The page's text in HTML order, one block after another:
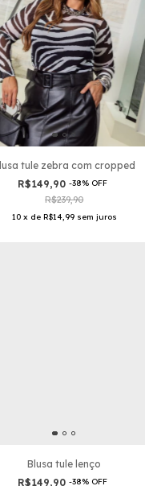
tule zebra com cropped
R$149,90-38% OFF
R$239,90
10 x de R$14,99 sem juros
Blusa tule lenço
R$149,90-38% OFF